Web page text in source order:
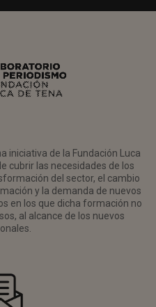
iniciativa de la Fundación Luca
cubrir las necesidades de los
del sector, el cambio
y la demanda de nuevos
en los que dicha formación no
al alcance de los nuevos